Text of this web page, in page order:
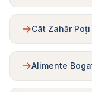
Cât Zahăr
Alimente